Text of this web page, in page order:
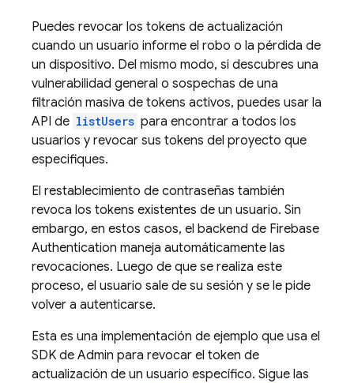
Puedes revocar los tokens de actualización
cuando un usuario informe el robo o la pérdida de
un dispositivo. Del mismo modo, si descubres una
vulnerabilidad general o sospechas de una
filtración masiva de tokens activos, puedes usar la
API de listUsers para encontrar a todos los
usuarios y revocar sus tokens del proyecto que
especifiques.
El restablecimiento de contraseñas también
revoca los tokens existentes de un usuario. Sin
embargo, en estos casos, el backend de Firebase
Authentication maneja automáticamente las
revocaciones. Luego de que se realiza este
proceso, el usuario sale de su sesión y se le pide
volver a autenticarse.
Esta es una implementación de ejemplo que usa el
SDK de Admin para revocar el token de
actualización de un usuario específico. Sigue las